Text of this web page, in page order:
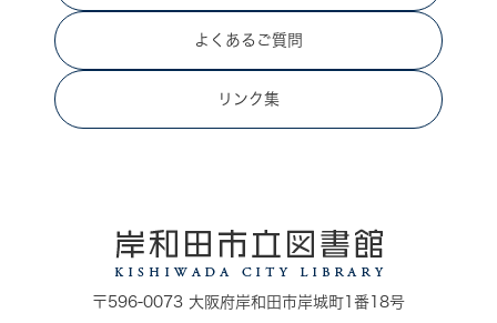
よくあるご質問
リンク集
〒596-0073 大阪府岸和田市岸城町1番18号